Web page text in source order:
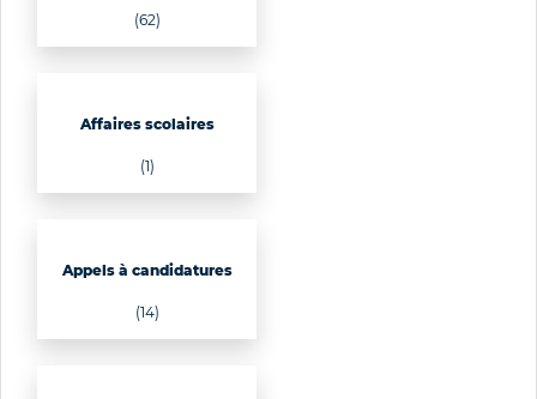
(62)
Affaires scolaires
(1)
Appels à candidatures
(14)